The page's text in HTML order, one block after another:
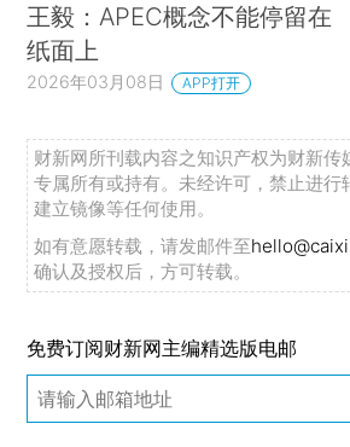
王毅：APEC概念不能停留在
纸面上
2026年03月08日 APP打开
财新网所刊载内容之知识产权为财新传
专属所有或持有。未经许可，禁止进行
建立镜像等任何使用。
如有意愿转载，请发邮件至
确认及授权后，方可转载。
免费订阅财新网主编精选版电邮